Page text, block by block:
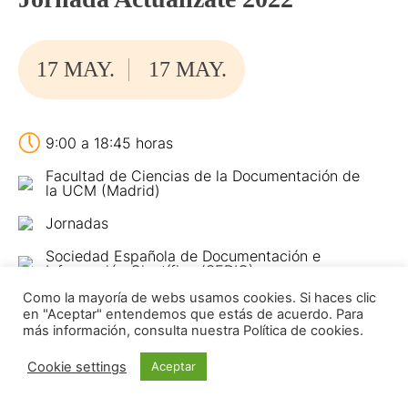
17 MAY. 17 MAY.
9:00 a 18:45 horas
Facultad de Ciencias de la Documentación de
la UCM (Madrid)
Jornadas
Sociedad Española de Documentación e
Información Científica (SEDIC)
Bajo el título “El valor holístico del profesional de la
información”, esta jornada organizada por SEDIC
Como la mayoría de webs usamos cookies. Si haces clic
en "Aceptar" entendemos que estás de acuerdo. Para
más información, consulta nuestra Política de cookies.
Cookie settings Aceptar